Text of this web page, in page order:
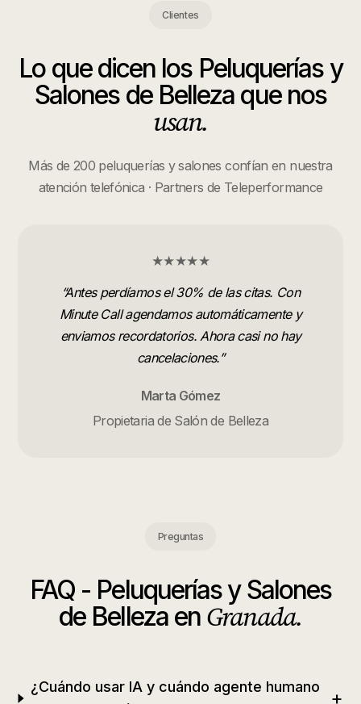
Clientes
Lo que dicen los Peluquerías y
Salones de Belleza que nos
usan.
Más de 200 peluquerías y salones confían en nuestra
atención telefónica · Partners de Teleperformance
★★★★★
“Antes perdíamos el 30% de las citas. Con
Minute Call agendamos automáticamente y
enviamos recordatorios. Ahora casi no hay
cancelaciones.”
Marta Gómez
Propietaria de Salón de Belleza
Preguntas
FAQ - Peluquerías y Salones
de Bellezaen Granada.
¿Cuándo usar IA y cuándo agente humano
+